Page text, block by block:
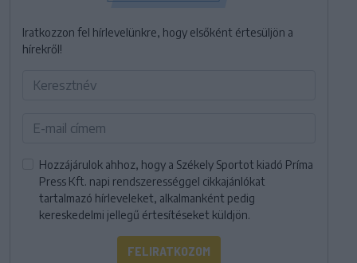
Iratkozzon fel hírlevelünkre, hogy elsőként értesüljön a
hírekről!
Hozzájárulok ahhoz, hogy a Székely Sportot kiadó Príma
Press Kft. napi rendszerességgel cikkajánlókat
tartalmazó hírleveleket, alkalmanként pedig
kereskedelmi jellegű értesítéseket küldjön.
FELIRATKOZOM